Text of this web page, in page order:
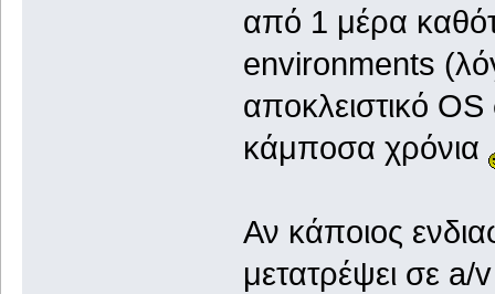
από 1 μέρα
environments
αποκλειστικό
κάμποσα χρόνια
Αν κάποιος
μετατρέψει σε a/